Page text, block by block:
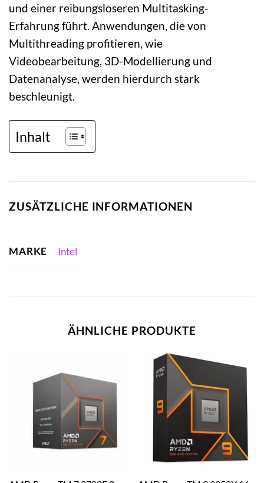
und einer reibungsloseren Multitasking-
Erfahrung führt. Anwendungen, die von
Multithreading profitieren, wie
Videobearbeitung, 3D-Modellierung und
Datenanalyse, werden hierdurch stark
beschleunigt.
Inhalt
ZUSÄTZLICHE INFORMATIONEN
MARKE Intel
ÄHNLICHE PRODUKTE